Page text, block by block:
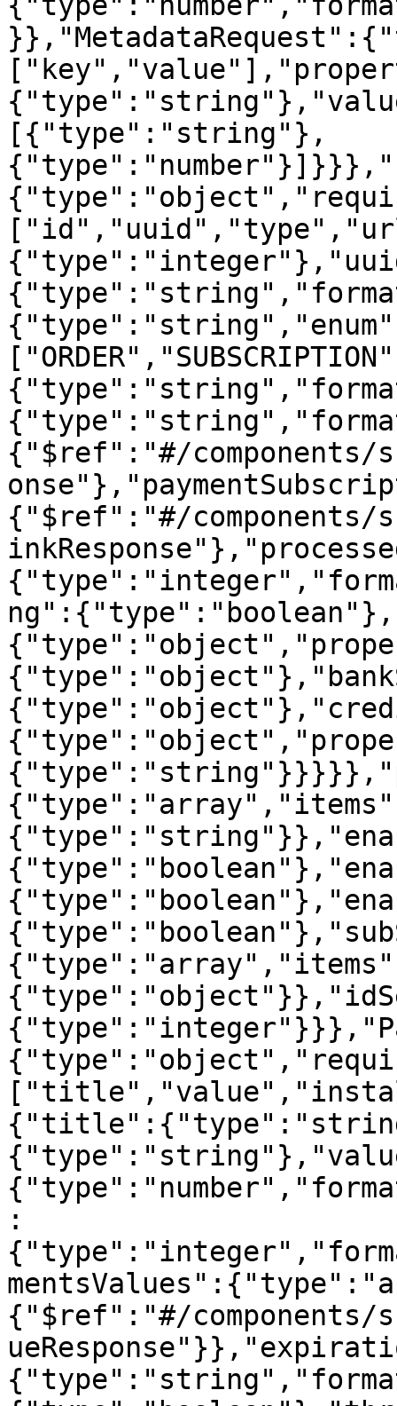
[{"type":"string"},
{"$ref":"#/components/
{"$ref":"#/components/
:
{"$ref":"#/components/